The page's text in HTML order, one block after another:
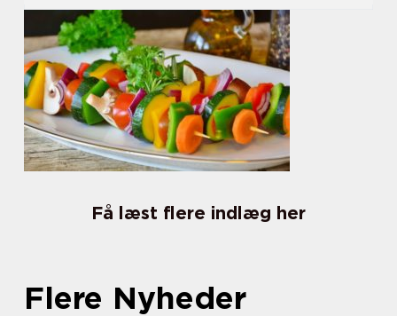
Få læst flere indlæg her
Flere Nyheder